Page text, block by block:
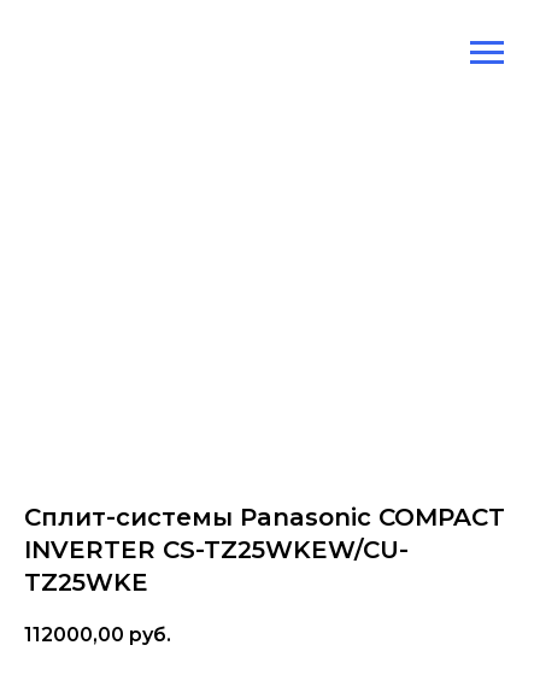
Сплит-системы Panasonic COMPACT
INVERTER CS-TZ25WKEW/CU-
TZ25WKE
112000,00 руб.